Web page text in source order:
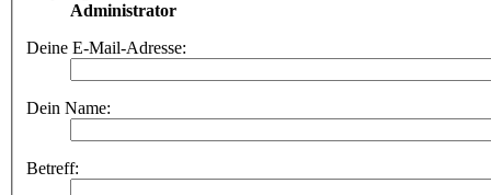
Administrator
Deine E-Mail-Adresse:
Dein Name:
Betreff: